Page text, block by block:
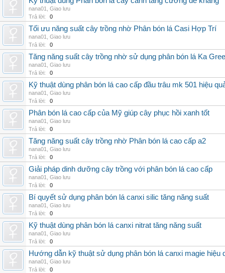
nana01
Giao lưu
Trả lời:
0
Tối ưu năng suất cây trồng nhờ Phân bón lá Casi Hợp Trí
nana01
Giao lưu
Trả lời:
0
Tăng năng suất cây trồng nhờ sử dụng phân bón lá Ka
nana01
Giao lưu
Trả lời:
0
Kỹ thuật dùng phân bón lá cao cấp đầu trâu mk 501 hiệu
nana01
Giao lưu
Trả lời:
0
Phân bón lá cao cấp của Mỹ giúp cây phục hồi xanh tốt
nana01
Giao lưu
Trả lời:
0
Tăng năng suất cây trồng nhờ Phân bón lá cao cấp a2
nana01
Giao lưu
Trả lời:
0
Giải pháp dinh dưỡng cây trồng với phân bón lá cao cấp
nana01
Giao lưu
Trả lời:
0
Bí quyết sử dụng phân bón lá canxi silic tăng năng suất
nana01
Giao lưu
Trả lời:
0
Kỹ thuật dùng phân bón lá canxi nitrat tăng năng suất
nana01
Giao lưu
Trả lời:
0
Hướng dẫn kỹ thuật sử dụng phân bón lá canxi magie hiệu
nana01
Giao lưu
Trả lời:
0